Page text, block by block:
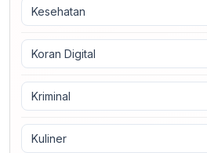
Kesehatan
Koran Digital
Kriminal
Kuliner